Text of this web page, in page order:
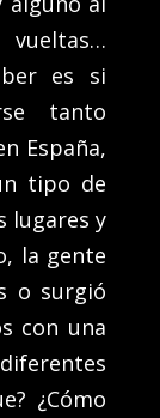
es si
tanto
España,
tipo de
lugares y
la gente
o surgió
con una
¿Cómo